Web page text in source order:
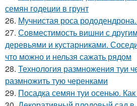
семян годеции в грунт
26. Мучнистая роса
27. Совместимость вишни с
деревьями и кустарниками.
что можно и нельзя сажать рядом
28. Технология размножения туи
размножить тую черенками
29. Посадка семян туи осенью. Как